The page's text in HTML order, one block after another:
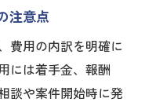
注意点
費用の内訳を明確に
には着手金、報酬
談や案件開始時に発